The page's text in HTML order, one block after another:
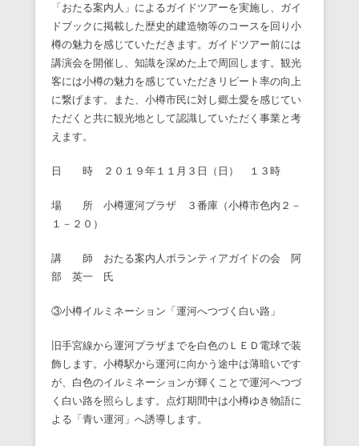
「おたる案内人」によるガイドツアーを実施し、ガイ
ドブックに掲載した歴史的建造物等のコースを回り小
樽の魅力を感じていただきます。ガイドツアー前には
講演会を開催し、知識を深めた上で周回します。観光
客には小樽の魅力を感じていただきリピート率の向上
に繋げます。また、小樽市民に対し郷土愛を感じてい
ただくと共に観光地として認識していただく事業と考
えます。
日 時 ２０１９年１１月３日（日） １３時
場 所 小樽運河プラザ ３番庫（小樽市色内２－
１－２０）
講 師 おたる案内人ボランティアガイドの会 阿
部 英一 氏
③小樽イルミネーション「運河へつづく白い路」
旧手宮線から運河プラザまでを白色のＬＥＤ電球で装
飾します。小樽駅から運河に向かう途中は薄暗いです
が、白色のイルミネーションが輝くことで運河へつづ
く白い路を照らします。点灯期間中は小樽ゆき物語に
よる「青い運河」へ誘導します。